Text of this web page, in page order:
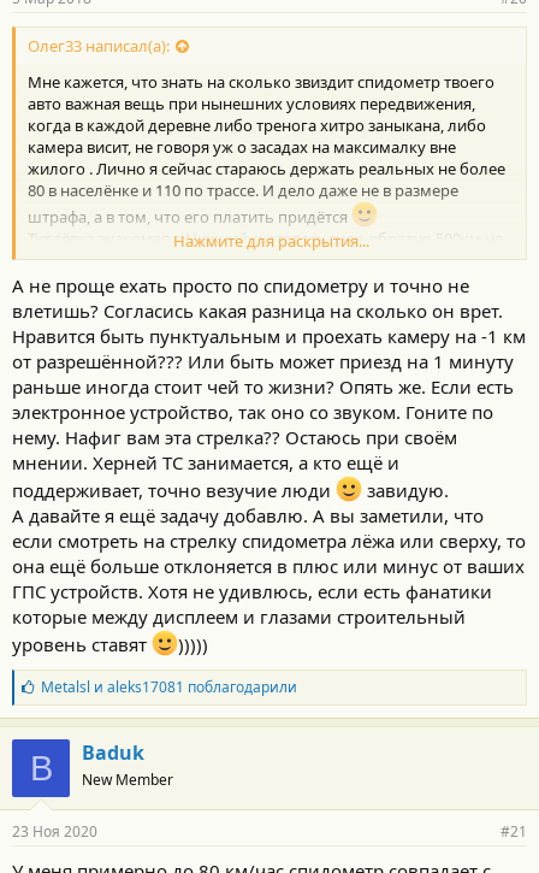
Олег33 написал(а):
Мне кажется, что знать на сколько звиздит спидометр твоего
авто важная вещь при нынешних условиях передвижения,
когда в каждой деревне либо тренога хитро заныкана, либо
камера висит, не говоря уж о засадах на максималку вне
жилого . Лично я сейчас стараюсь держать реальных не более
80 в населёнке и 110 по трассе. И дело даже не в размере
штрафа, а в том, что его платить придётся
Тут тётка знакомая в Нижний скаталась туда-обратно 500км на
7 с лишним тыр...машина старенькая Ниссан Микра...огорчена
и удивлена была сильно...всё по правилам ехала, а штрафы за
81-84 в населёнке...
Нажмите для раскрытия...
А не проще ехать просто по спидометру и точно не
влетишь? Согласись какая разница на сколько он врет.
Нравится быть пунктуальным и проехать камеру на -1 км
от разрешённой??? Или быть может приезд на 1 минуту
раньше иногда стоит чей то жизни? Опять же. Если есть
электронное устройство, так оно со звуком. Гоните по
нему. Нафиг вам эта стрелка?? Остаюсь при своём
мнении. Херней ТС занимается, а кто ещё и
поддерживает, точно везучие люди
завидую.
А давайте я ещё задачу добавлю. А вы заметили, что
если смотреть на стрелку спидометра лёжа или сверху, то
она ещё больше отклоняется в плюс или минус от ваших
ГПС устройств. Хотя не удивлюсь, если есть фанатики
которые между дисплеем и глазами строительный
уровень ставят
)))))
Б
л
а
г
о
д
а
н
Metalsl и aleks17081 поблагодарили
B Baduk
New Member
23 Ноя 2020 #21